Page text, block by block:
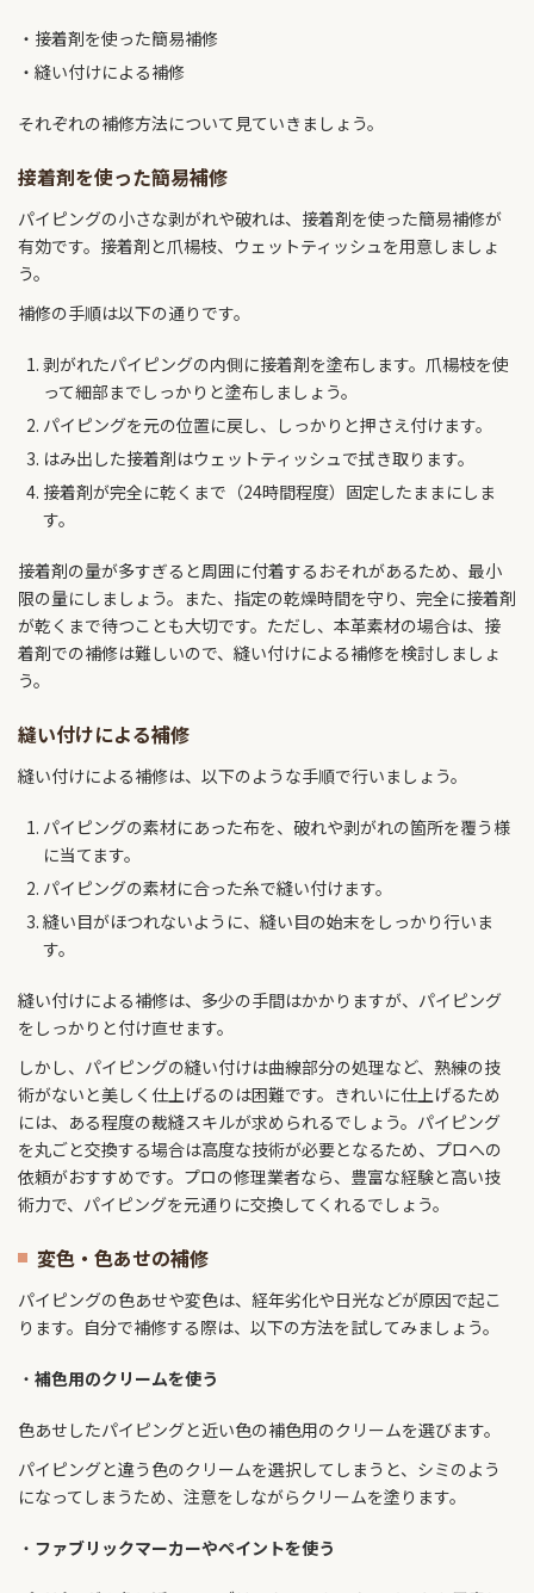
接着剤を使った簡易補修
縫い付けによる補修
それぞれの補修方法について見ていきましょう。
接着剤を使った簡易補修
パイピングの小さな剥がれや破れは、接着剤を使った簡易補修が
有効です。接着剤と爪楊枝、ウェットティッシュを用意しましょ
う。
補修の手順は以下の通りです。
剥がれたパイピングの内側に接着剤を塗布します。爪楊枝を使
って細部までしっかりと塗布しましょう。
パイピングを元の位置に戻し、しっかりと押さえ付けます。
はみ出した接着剤はウェットティッシュで拭き取ります。
接着剤が完全に乾くまで（24時間程度）固定したままにしま
す。
接着剤の量が多すぎると周囲に付着するおそれがあるため、最小
限の量にしましょう。また、指定の乾燥時間を守り、完全に接着剤
が乾くまで待つことも大切です。ただし、本革素材の場合は、接
着剤での補修は難しいので、縫い付けによる補修を検討しましょ
う。
縫い付けによる補修
縫い付けによる補修は、以下のような手順で行いましょう。
パイピングの素材にあった布を、破れや剥がれの箇所を覆う様
に当てます。
パイピングの素材に合った糸で縫い付けます。
縫い目がほつれないように、縫い目の始末をしっかり行いま
す。
縫い付けによる補修は、多少の手間はかかりますが、パイピング
をしっかりと付け直せます。
しかし、パイピングの縫い付けは曲線部分の処理など、熟練の技
術がないと美しく仕上げるのは困難です。きれいに仕上げるため
には、ある程度の裁縫スキルが求められるでしょう。パイピング
を丸ごと交換する場合は高度な技術が必要となるため、プロへの
依頼がおすすめです。プロの修理業者なら、豊富な経験と高い技
術力で、パイピングを元通りに交換してくれるでしょう。
変色・色あせの補修
パイピングの色あせや変色は、経年劣化や日光などが原因で起こ
ります。自分で補修する際は、以下の方法を試してみましょう。
補色用のクリームを使う
色あせしたパイピングと近い色の補色用のクリームを選びます。
パイピングと違う色のクリームを選択してしまうと、シミのよう
になってしまうため、注意をしながらクリームを塗ります。
ファブリックマーカーやペイントを使う